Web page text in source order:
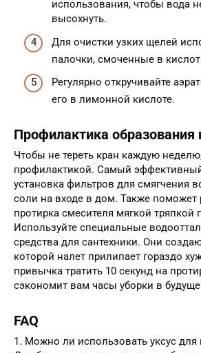
использования, чтобы вода
высохнуть.
Для очистки узких щелей
палочки, смоченные в
Регулярно откручивайте
его в лимонной кислоте.
Профилактика образования
Чтобы не тереть кран каждую
профилактикой. Самый
установка фильтров для смягчения
соли на входе в дом. Также поможет
протирка смесителя мягкой
Используйте специальные
средства для сантехники. Они
которой налет прилипает гораздо
привычка тратить 10 секунд на
сэкономит вам часы уборки в
FAQ
1. Можно ли использовать уксус для